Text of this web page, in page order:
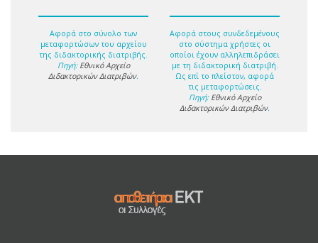
Αφορά στο σύνολο των
μεταφορτώσων του αρχείου
της διδακτορικής διατριβής.
Πηγή: Εθνικό Αρχείο
Διδακτορικών Διατριβών.
Αφορά στους συνδεδεμένους
στο σύστημα χρήστες οι
οποίοι έχουν αλληλεπιδράσει
με τη διδακτορική διατριβή.
Ως επί το πλείστον, αφορά
τις μεταφορτώσεις.
Πηγή: Εθνικό Αρχείο
Διδακτορικών Διατριβών.